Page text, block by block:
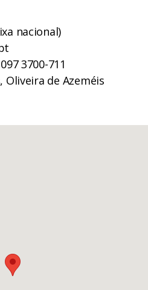
nacional)
3700-711
Oliveira de Azeméis